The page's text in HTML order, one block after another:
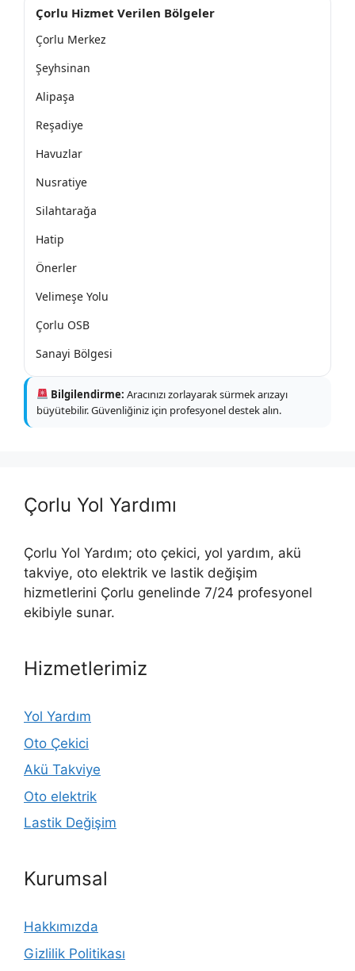
Çorlu Hizmet Verilen Bölgeler
Çorlu Merkez
Şeyhsinan
Alipaşa
Reşadiye
Havuzlar
Nusratiye
Silahtarağa
Hatip
Önerler
Velimeşe Yolu
Çorlu OSB
Sanayi Bölgesi
Bilgilendirme: Aracınızı zorlayarak sürmek arızayı
büyütebilir. Güvenliğiniz için profesyonel destek alın.
Çorlu Yol Yardımı
Çorlu Yol Yardım; oto çekici, yol yardım, akü
takviye, oto elektrik ve lastik değişim
hizmetlerini Çorlu genelinde 7/24 profesyonel
ekibiyle sunar.
Hizmetlerimiz
Yol Yardım
Oto Çekici
Akü Takviye
Oto elektrik
Lastik Değişim
Kurumsal
Hakkımızda
Gizlilik Politikası